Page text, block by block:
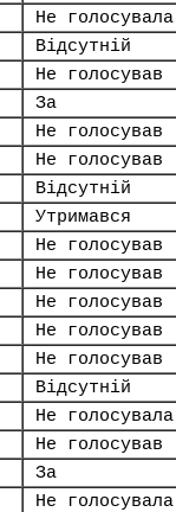
Не голосувала
Відсутній
Не голосував
За
Не голосував
Не голосував
Відсутній
Утримався
Не голосував
Не голосував
Не голосував
Не голосував
Не голосував
Відсутній
Не голосувала
Не голосував
За
Не голосувала